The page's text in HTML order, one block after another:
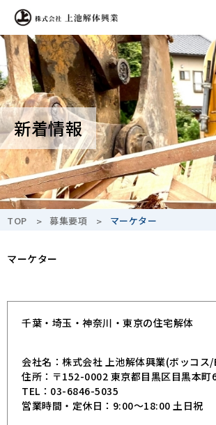
新着情報
TOP 募集要項 マーケター
マーケター
千葉・埼玉・神奈川・東京の住宅解体
会社名：株式会社 上池解体興業(ボッコス/
住所：〒152-0002 東京都目黒区目黒本
TEL：03-6846-5035
営業時間・定休日：9:00～18:00 土日祝
A- A+